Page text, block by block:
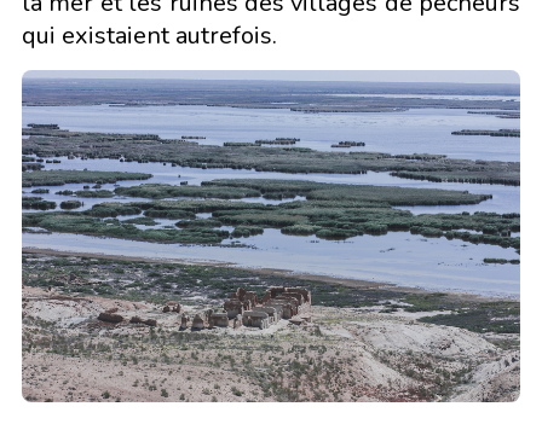
qui existaient autrefois.